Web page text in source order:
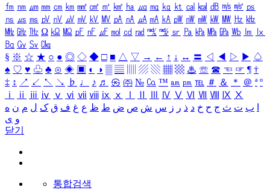
㎙ ㎚ ㎛ ㎜ ㎝ ㎞ ㎟ ㎠ ㎡ ㎢ ㏊ ㎍ ㎎ ㎏ ㏏ ㎈ ㎉ ㏈ ㎧ ㎨ ㎰
㎱ ㎲ ㎳ ㎴ ㎵ ㎶ ㎷ ㎸ ㎹ ㎀ ㎁ ㎂ ㎃ ㎄ ㎺ ㎻ ㎽ ㎾ ㎿ ㎐ ㎑
㎒ ㎓ ㎔ Ω ㏀ ㏁ ㎊ ㎋ ㎌ ㏖ ㏅ ㎭ ㎮ ㎯ ㏛ ㎩ ㎪ ㎫ ㎬ ㏝ ㏐
㏓
㏃ ㏉ ㏜ ㏆
§ ※ ☆ ★ ○ ● ◎ ◇ ◆ □ ■ △ ▽ → ← ↑ ↓ ↔ 〓 ◁ ◀ ▷ ▶ ♤
♠ ♡ ♥ ♧ ♣ ⊙ ◈ ▣ ◐ ◑ ▒ ▤ ▨ ▧ ▦ ▩ ♨ ☏ ☎ ☜ ☞ ¶ †
‡ ↕ ↗ ↙ ↖ ↘ ♭ ♩ ♪ ♬ ㉿ ㈜ № ㏇ ™ ㏂ ㏘ ℡ ＃ ＆ ＊ ＠ ª º
ⅰ
ⅱ ⅲ ⅳ ⅴ ⅵ ⅶ ⅷ ⅸ ⅹ Ⅳ Ⅴ Ⅵ Ⅶ Ⅷ Ⅸ Ⅹ
ب ت ث ج ح خ د ذ ر ز س ش ص ض ط ظ ع غ ف ق ک ل م ن ه
و ی
닫기
통합검색